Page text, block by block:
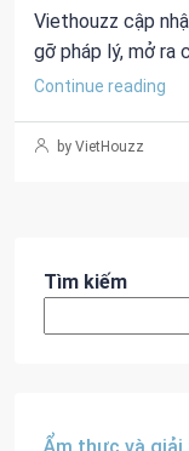
Viethouzz cập
gỡ pháp lý, mở ra
Continue reading
by VietHouzz
Tìm kiếm